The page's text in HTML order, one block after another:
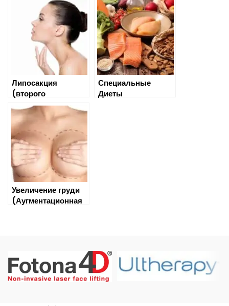
Липосакция
(второго
подбородка)
Специальные
Диеты
Увеличение груди
(Аугментационная